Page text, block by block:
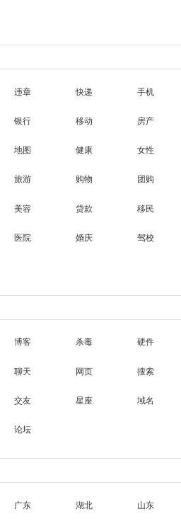
违章 快递 手机
银行 移动 房产
地图 健康 女性
旅游 购物 团购
美容 贷款 移民
医院 婚庆 驾校
博客 杀毒 硬件
聊天 网页 搜索
交友 星座 域名
论坛
广东 湖北 山东